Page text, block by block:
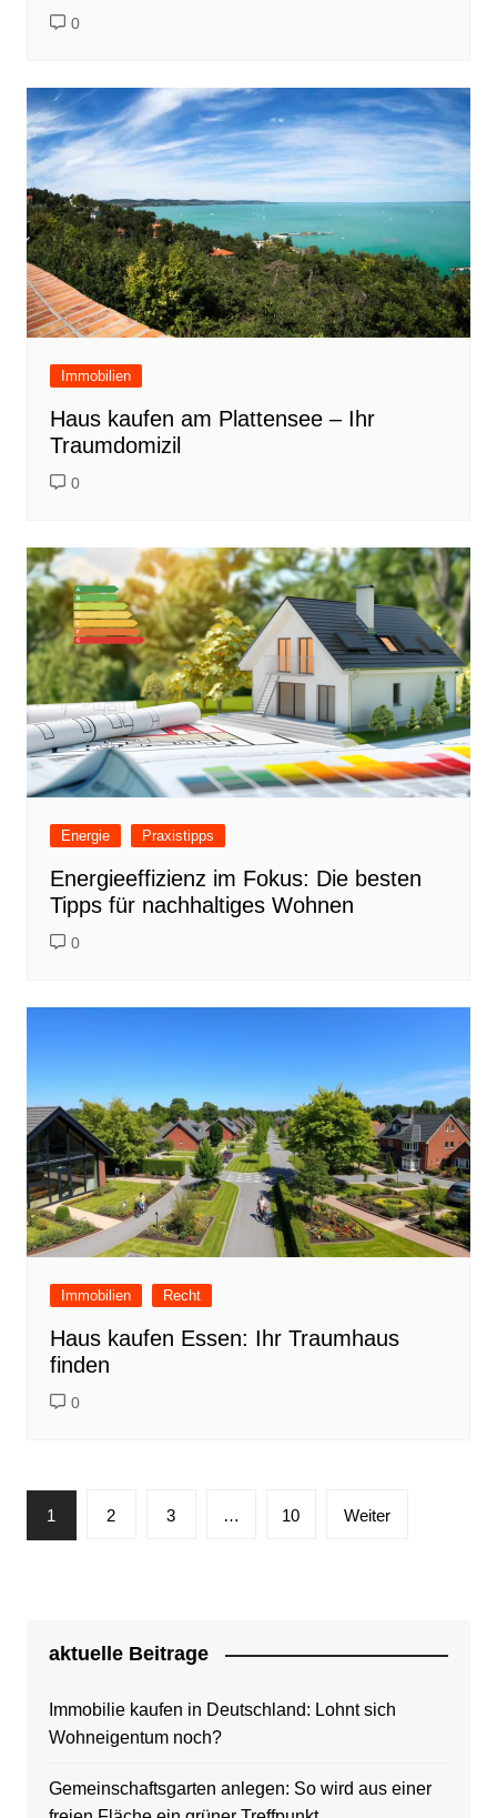
0
Immobilien
Haus kaufen am Plattensee – Ihr
Traumdomizil
0
Energie Praxistipps
Energieeffizienz im Fokus: Die besten
Tipps für nachhaltiges Wohnen
0
Immobilien Recht
Haus kaufen Essen: Ihr Traumhaus
finden
0
Seitennummerierung
der
1 2 3 … 10 Weiter
aktuelle Beitrage
Immobilie kaufen in Deutschland: Lohnt sich
Wohneigentum noch?
Gemeinschaftsgarten anlegen: So wird aus einer